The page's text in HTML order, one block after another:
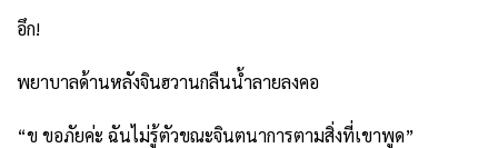
อึก!
พยาบาลด้านหลังจินฮวานกลืนน้ำลายลงคอ
“ข ขอภัยค่ะ ฉันไม่รู้ตัวขณะจินตนาการตามสิ่งที่เขาพูด”